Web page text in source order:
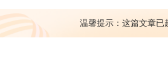
温馨提示：这篇文章已